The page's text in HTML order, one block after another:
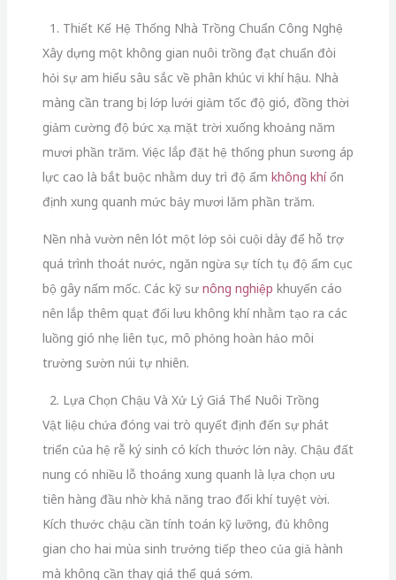
1. Thiết Kế Hệ Thống Nhà Trồng Chuẩn Công Nghệ
Xây dựng một không gian nuôi trồng đạt chuẩn đòi
hỏi sự am hiểu sâu sắc về phân khúc vi khí hậu. Nhà
màng cần trang bị lớp lưới giảm tốc độ gió, đồng thời
giảm cường độ bức xạ mặt trời xuống khoảng năm
mươi phần trăm. Việc lắp đặt hệ thống phun sương áp
lực cao là bắt buộc nhằm duy trì độ ẩm không khíổn
định xung quanh mức bảy mươi lăm phần trăm.
Nền nhà vườn nên lót một lớp sỏi cuội dày để hỗ trợ
quá trình thoát nước, ngăn ngừa sự tích tụ độ ẩm cục
bộ gây nấm mốc. Các kỹ sư nông nghiệp khuyến cáo
nên lắp thêm quạt đối lưu không khí nhằm tạo ra các
luồng gió nhẹ liên tục, mô phỏng hoàn hảo môi
trường sườn núi tự nhiên.
2. Lựa Chọn Chậu Và Xử Lý Giá Thể Nuôi Trồng
Vật liệu chứa đóng vai trò quyết định đến sự phát
triển của hệ rễ ký sinh có kích thước lớn này. Chậu đất
nung có nhiều lỗ thoáng xung quanh là lựa chọn ưu
tiên hàng đầu nhờ khả năng trao đổi khí tuyệt vời.
Kích thước chậu cần tính toán kỹ lưỡng, đủ không
gian cho hai mùa sinh trưởng tiếp theo của giả hành
mà không cần thay giá thể quá sớm.